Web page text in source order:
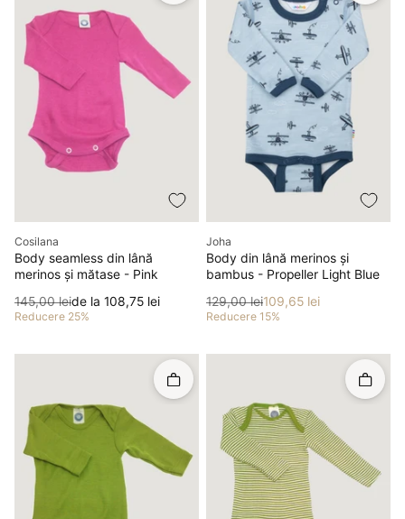
Body seamless din lână
merinos și mătase - Pink
Producător
Cosilana
Preț
145,00 lei
Preț redusde la 108,75 lei
Reducere 25%
Body din lână merinos și
bambus - Propeller Light Blue
Producător
Joha
Preț
129,00 lei
Preț redus109,65 lei
Reducere 15%
Rapid în coș Rapid